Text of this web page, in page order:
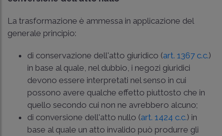
La trasformazione è ammessa in applicazione del
generale principio:
di conservazione dell'atto giuridico (art. 1367 c.c.)
in base al quale, nel dubbio, i negozi giuridici
devono essere interpretati nel senso in cui
possono avere qualche effetto piuttosto che in
quello secondo cui non ne avrebbero alcuno;
di conversione dell'atto nullo (art. 1424 c.c.) in
base al quale un atto invalido può produrre gli